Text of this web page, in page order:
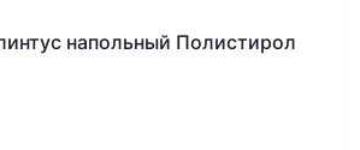
напольный Полистирол